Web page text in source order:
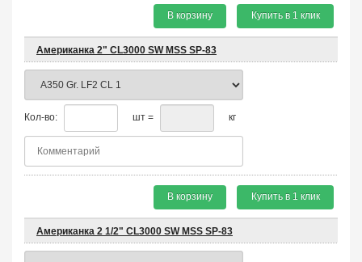
В корзину Купить в 1 клик
Американка 2" CL3000 SW MSS SP-83
Кол-во: шт = кг
В корзину Купить в 1 клик
Американка 2 1/2" CL3000 SW MSS SP-83